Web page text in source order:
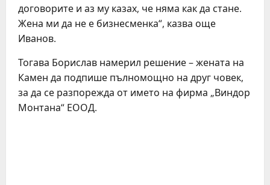
договорите и аз му казах, че няма как да стане.
Жена ми да не е бизнесменка“, казва още
Иванов.
Тогава Борислав намерил решение – жената на
Камен да подпише пълномощно на друг човек,
за да се разпорежда от името на фирма „Виндор
Монтана“ ЕООД.